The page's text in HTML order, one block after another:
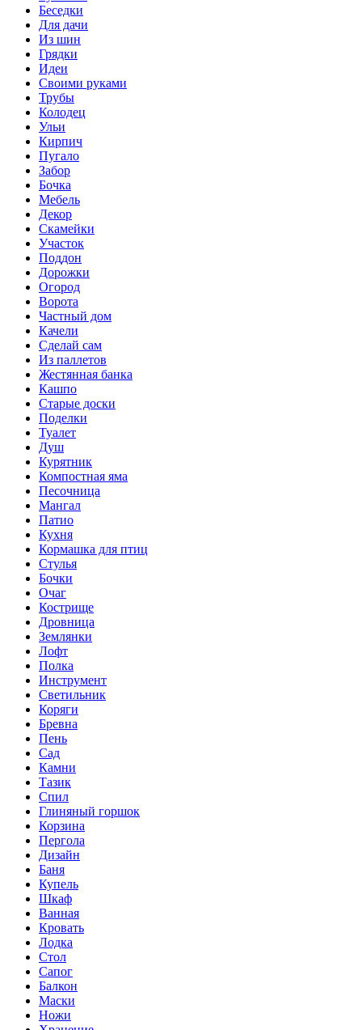
Беседки
Для дачи
Из шин
Грядки
Идеи
Своими руками
Трубы
Колодец
Ульи
Кирпич
Пугало
Забор
Бочка
Мебель
Декор
Скамейки
Участок
Поддон
Дорожки
Огород
Ворота
Частный дом
Качели
Сделай сам
Из паллетов
Жестянная банка
Кашпо
Старые доски
Поделки
Туалет
Душ
Курятник
Компостная яма
Песочница
Мангал
Патио
Кухня
Кормашка для птиц
Стулья
Бочки
Очаг
Кострище
Дровница
Землянки
Лофт
Полка
Инструмент
Светильник
Коряги
Бревна
Пень
Сад
Камни
Тазик
Спил
Глиняный горшок
Корзина
Пергола
Дизайн
Баня
Купель
Шкаф
Ванная
Кровать
Лодка
Стол
Сапог
Балкон
Маски
Ножи